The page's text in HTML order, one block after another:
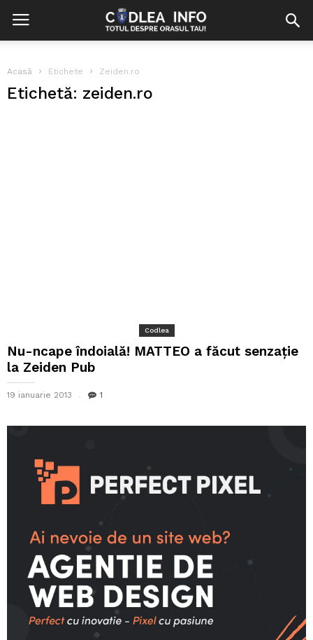
Acasă Etichete Zeiden.ro
Etichetă: zeiden.ro
Codlea
Nu-ncape îndoială! MATTEO a făcut senzație
la Zeiden Pub
19 ianuarie 2013 1